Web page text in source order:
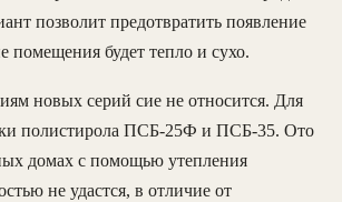
позволит предотвратить появление
помещения будет тепло и сухо.
новых серий сие не относится. Для
полистирола ПСБ-25Ф и ПСБ-35. Ото
домах с помощью утепления
не удастся, в отличие от